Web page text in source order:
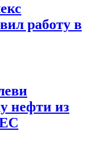
работу в
нефти из